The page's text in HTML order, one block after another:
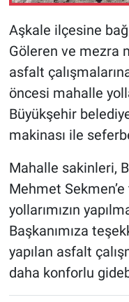
Aşkale ilçesine
Göleren ve mezra
asfalt
öncesi mahalle
Büyükşehir
makinası ile
Mahalle sakinleri,
Mehmet
yollarımızın
Başkanımıza
yapılan asfalt
daha konforlu